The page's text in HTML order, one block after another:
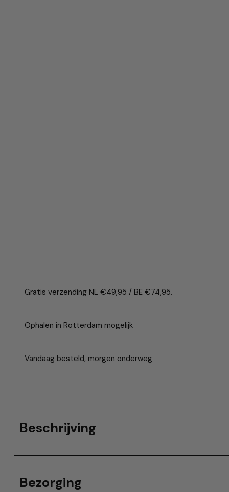
Gratis verzending NL €49,95 / BE €74,95.
Ophalen in Rotterdam mogelijk
Vandaag besteld, morgen onderweg
Beschrijving
Bezorging